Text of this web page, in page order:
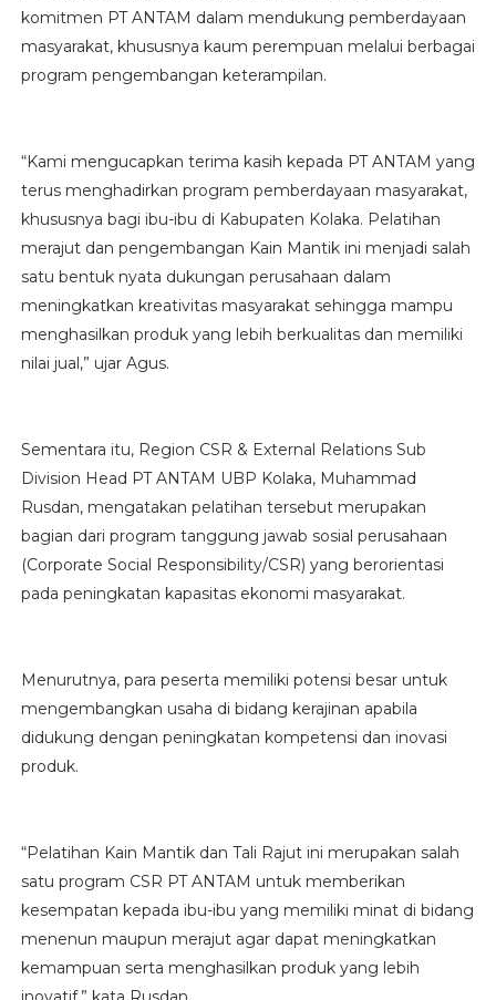
komitmen PT ANTAM dalam mendukung pemberdayaan
masyarakat, khususnya kaum perempuan melalui berbagai
program pengembangan keterampilan.
“Kami mengucapkan terima kasih kepada PT ANTAM yang
terus menghadirkan program pemberdayaan masyarakat,
khususnya bagi ibu-ibu di Kabupaten Kolaka. Pelatihan
merajut dan pengembangan Kain Mantik ini menjadi salah
satu bentuk nyata dukungan perusahaan dalam
meningkatkan kreativitas masyarakat sehingga mampu
menghasilkan produk yang lebih berkualitas dan memiliki
nilai jual,” ujar Agus.
Sementara itu, Region CSR & External Relations Sub
Division Head PT ANTAM UBP Kolaka, Muhammad
Rusdan, mengatakan pelatihan tersebut merupakan
bagian dari program tanggung jawab sosial perusahaan
(Corporate Social Responsibility/CSR) yang berorientasi
pada peningkatan kapasitas ekonomi masyarakat.
Menurutnya, para peserta memiliki potensi besar untuk
mengembangkan usaha di bidang kerajinan apabila
didukung dengan peningkatan kompetensi dan inovasi
produk.
“Pelatihan Kain Mantik dan Tali Rajut ini merupakan salah
satu program CSR PT ANTAM untuk memberikan
kesempatan kepada ibu-ibu yang memiliki minat di bidang
menenun maupun merajut agar dapat meningkatkan
kemampuan serta menghasilkan produk yang lebih